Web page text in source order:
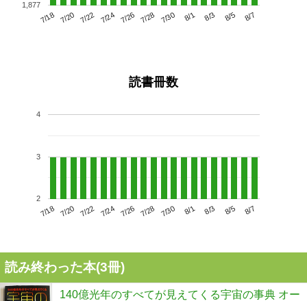
7/18 7/20 7/22 7/24 7/26 7/28 7/30 8/1 8/3 8/5 8/7
1,877
読書冊数
7/18 7/20 7/22 7/24 7/26 7/28 7/30 8/1 8/3 8/5 8/7
2
3
4
読み終わった本(3冊)
140億光年のすべてが見えてくる宇宙の事典 オー